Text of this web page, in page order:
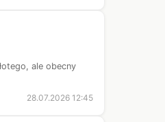
ale obecny
28.07.2026 12:45